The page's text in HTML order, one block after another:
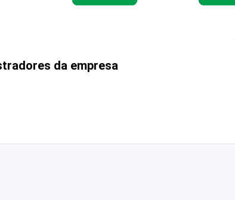
da empresa